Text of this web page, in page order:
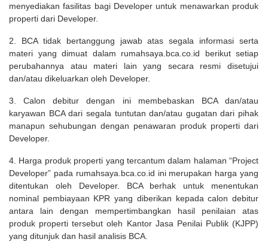
menyediakan fasilitas bagi Developer untuk menawarkan produk
properti dari Developer.
2. BCA tidak bertanggung jawab atas segala informasi serta
materi yang dimuat dalam rumahsaya.bca.co.id berikut setiap
perubahannya atau materi lain yang secara resmi disetujui
dan/atau dikeluarkan oleh Developer.
3. Calon debitur dengan ini membebaskan BCA dan/atau
karyawan BCA dari segala tuntutan dan/atau gugatan dari pihak
manapun sehubungan dengan penawaran produk properti dari
Developer.
4. Harga produk properti yang tercantum dalam halaman “Project
Developer” pada rumahsaya.bca.co.id ini merupakan harga yang
ditentukan oleh Developer. BCA berhak untuk menentukan
nominal pembiayaan KPR yang diberikan kepada calon debitur
antara lain dengan mempertimbangkan hasil penilaian atas
produk properti tersebut oleh Kantor Jasa Penilai Publik (KJPP)
yang ditunjuk dan hasil analisis BCA.